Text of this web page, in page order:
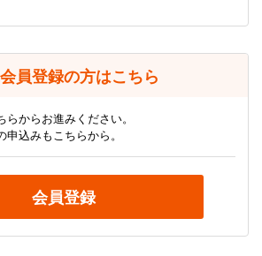
員登録の方はこちら
らからお進みください。
申込みもこちらから。
会員登録